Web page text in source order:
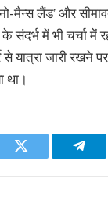
मैन्स लैंड’ और
संदर्भ में भी चर्चा में
यात्रा जारी रखने
था।
Twitter